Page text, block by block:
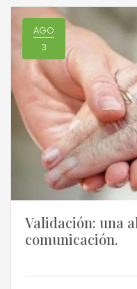
AGO
3
Validación: una
comunicación.